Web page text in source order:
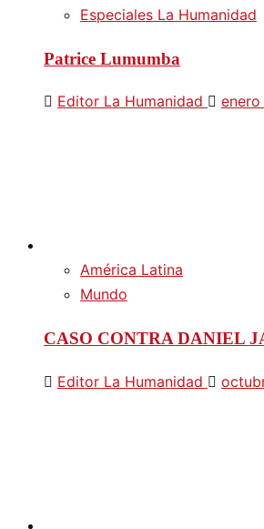
Especiales La Humanidad
Patrice Lumumba
Editor La Humanidad enero
América Latina
Mundo
CASO CONTRA DANIEL
Editor La Humanidad